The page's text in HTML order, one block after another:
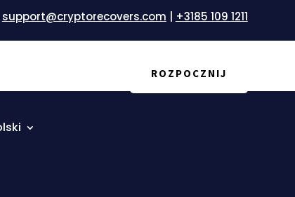
support@cryptorecovers.com +3185 109 1211
ROZPOCZNIJ